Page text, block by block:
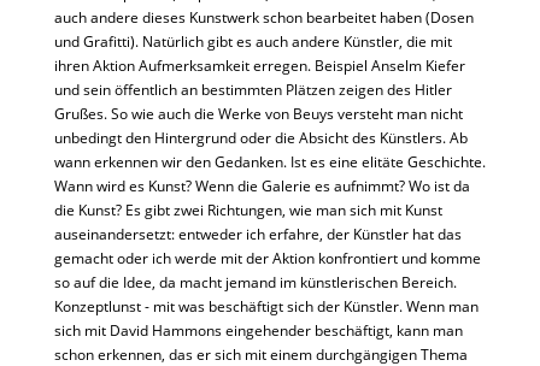
auch andere dieses Kunstwerk schon bearbeitet haben (Dosen
und Grafitti). Natürlich gibt es auch andere Künstler, die mit
ihren Aktion Aufmerksamkeit erregen. Beispiel Anselm Kiefer
und sein öffentlich an bestimmten Plätzen zeigen des Hitler
Grußes. So wie auch die Werke von Beuys versteht man nicht
unbedingt den Hintergrund oder die Absicht des Künstlers. Ab
wann erkennen wir den Gedanken. Ist es eine elitäte Geschichte.
Wann wird es Kunst? Wenn die Galerie es aufnimmt? Wo ist da
die Kunst? Es gibt zwei Richtungen, wie man sich mit Kunst
auseinandersetzt: entweder ich erfahre, der Künstler hat das
gemacht oder ich werde mit der Aktion konfrontiert und komme
so auf die Idee, da macht jemand im künstlerischen Bereich.
Konzeptlunst - mit was beschäftigt sich der Künstler. Wenn man
sich mit David Hammons eingehender beschäftigt, kann man
schon erkennen, das er sich mit einem durchgängigen Thema